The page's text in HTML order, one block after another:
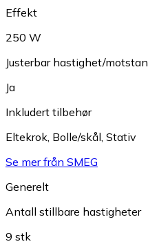
Effekt
250 W
Justerbar hastighet/
Ja
Inkludert tilbehør
Eltekrok Bolle/skål Stativ
Se mer från SMEG
Generelt
Antall stillbare hastigheter
9 stk